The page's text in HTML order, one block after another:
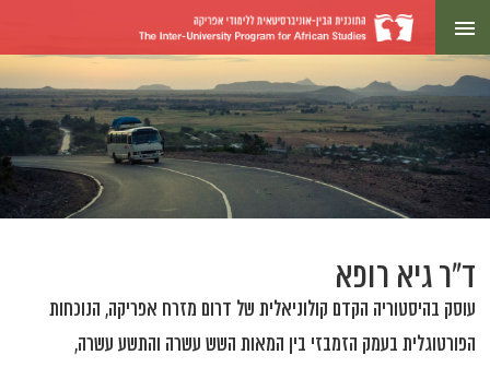
ד"ר גיא רופא
עוסק בהיסטוריה הקדם קולוניאלית של דרום מזרח אפריקה, הנוכחות
הפורטוגלית בעמק הזמבזי בין המאות השש עשרה והתשע עשרה,